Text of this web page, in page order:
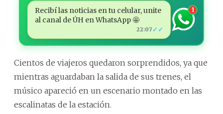
Recibí las noticias en tu celular, unite
al canal de ÚH en WhatsApp 🤩
22:07 ✓✓
1
Cientos de viajeros quedaron sorprendidos, ya que
mientras aguardaban la salida de sus trenes, el
músico apareció en un escenario montado en las
escalinatas de la estación.